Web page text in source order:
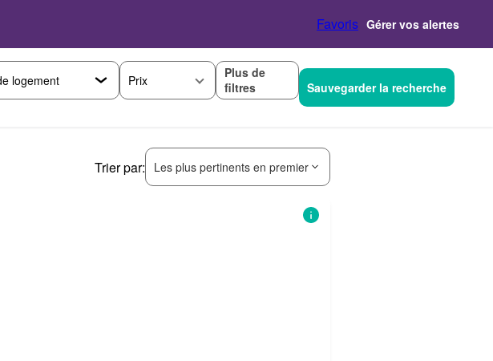
Favoris Gérer vos alertes
Prix
Plus de
filtres
Sauvegarder la recherche
Trier par: Les plus pertinents en premier